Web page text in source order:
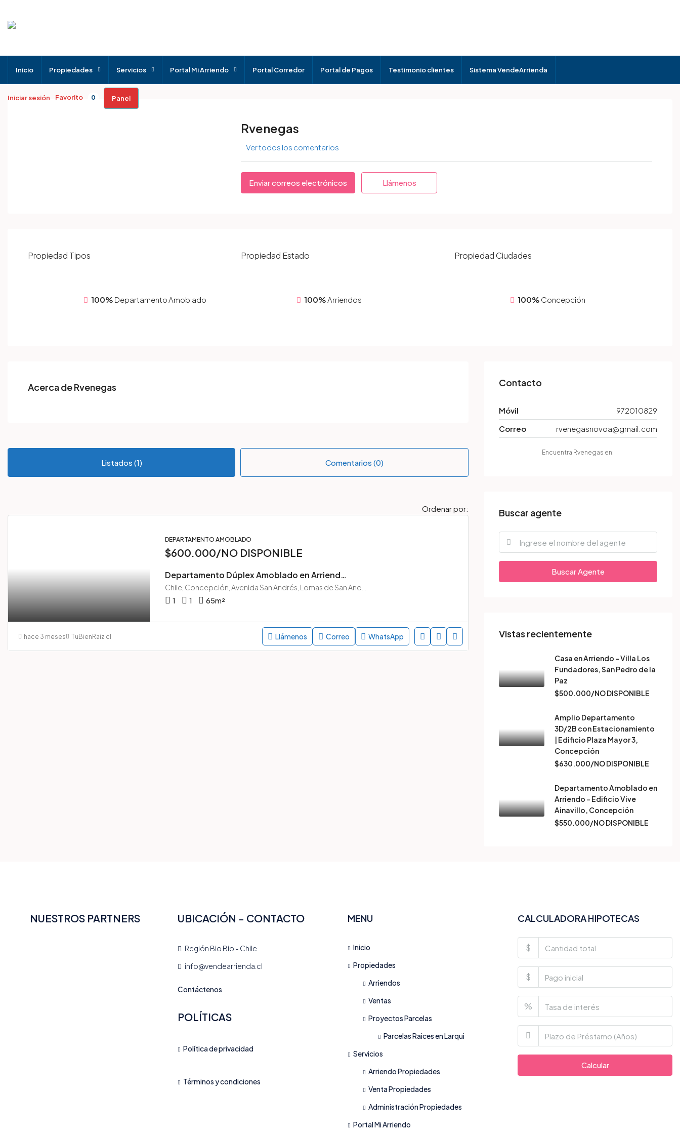
Inicio Propiedades Servicios Portal Mi Arriendo Portal Corredor Portal de Pagos Testimonio clientes Sistema VendeArrienda
Iniciar sesión Favorito 0 Panel
Rvenegas
Ver todos los comentarios
Enviar correos electrónicos Llámenos
Propiedad Tipos
100% Departamento Amoblado
Propiedad Estado
100% Arriendos
Propiedad Ciudades
100% Concepción
Acerca de Rvenegas
Listados (1) Comentarios (0)
Ordenar por:
DEPARTAMENTO AMOBLADO
$600.000/NO DISPONIBLE
Departamento Dúplex Amoblado en Arriendo – Lomas de San Andrés – Concepción
1
1 65m²
hace 3 meses TuBienRaiz.cl Llámenos Correo WhatsApp
Contacto
Móvil
972010829
Correo
rvenegasnovoa@gmail.com
Encuentra Rvenegas en:
Buscar agente
Buscar Agente
Vistas recientemente
Casa en Arriendo – Villa Los
Fundadores, San Pedro de la
Paz
$500.000/NO DISPONIBLE
Amplio Departamento
3D/2B con Estacionamiento
| Edificio Plaza Mayor 3,
Concepción
$630.000/NO DISPONIBLE
Departamento Amoblado en
Arriendo – Edificio Vive
Ainavillo, Concepción
$550.000/NO DISPONIBLE
NUESTROS PARTNERS UBICACIÓN - CONTACTO
Región Bio Bio - Chile
info@vendearrienda.cl
Contáctenos
POLÍTICAS
Política de privacidad
Términos y condiciones
MENU
Inicio
Propiedades
Arriendos
Ventas
Proyectos Parcelas
Parcelas Raices en Larqui
Servicios
Arriendo Propiedades
Venta Propiedades
Administración Propiedades
Portal Mi Arriendo
CALCULADORA HIPOTECAS
$
$
%
Calcular